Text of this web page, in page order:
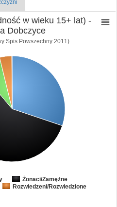
w wieku 15+ lat) -
Dobczyce
Spis Powszechny 2011)
Żonaci/Zamężne
Rozwiedzeni/Rozwiedzione